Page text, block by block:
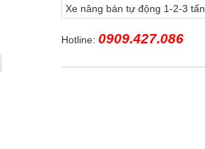
Xe nâng bán tự động 1-2-3 tấn
Hotline:0909.427.086